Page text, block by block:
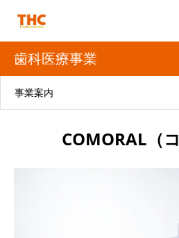
歯科医療事業
事業案内
COMORAL（